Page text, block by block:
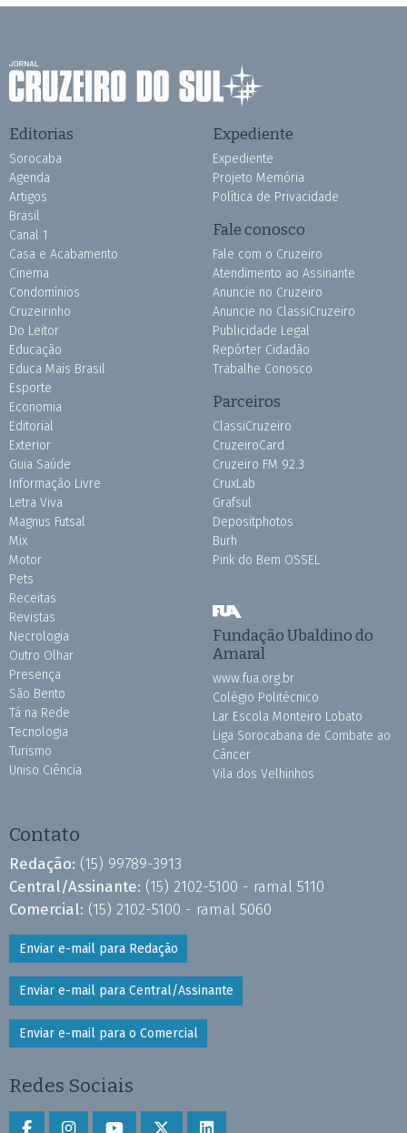
Editorias
Sorocaba
Agenda
Artigos
Brasil
Canal 1
Casa e Acabamento
Cinema
Condomínios
Cruzeirinho
Do Leitor
Educação
Educa Mais Brasil
Esporte
Economia
Editorial
Exterior
Guia Saúde
Informação Livre
Letra Viva
Magnus Futsal
Mix
Motor
Pets
Receitas
Revistas
Necrologia
Outro Olhar
Presença
São Bento
Tá na Rede
Tecnologia
Turismo
Uniso Ciência
Expediente
Expediente
Projeto Memória
Política de Privacidade
Fale conosco
Fale com o Cruzeiro
Atendimento ao Assinante
Anuncie no Cruzeiro
Anuncie no ClassiCruzeiro
Publicidade Legal
Repórter Cidadão
Trabalhe Conosco
Parceiros
ClassiCruzeiro
CruzeiroCard
Cruzeiro FM 92.3
CruxLab
Grafsul
Depositphotos
Burh
Pink do Bem OSSEL
Fundação Ubaldino do
Amaral
www.fua.org.br
Colégio Politécnico
Lar Escola Monteiro Lobato
Liga Sorocabana de Combate ao
Câncer
Vila dos Velhinhos
Contato
Redação: (15) 99789-3913
Central/Assinante: (15) 2102-5100 - ramal 5110
Comercial: (15) 2102-5100 - ramal 5060
Enviar e-mail para Redação
Enviar e-mail para Central/Assinante
Enviar e-mail para o Comercial
Redes Sociais